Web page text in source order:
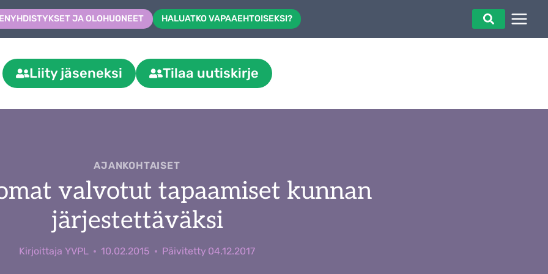
JA OLOHUONEET HALUATKO VAPAAEHTOISEKSI?
Liity jäseneksi Tilaa uutiskirje
AJANKOHTAISET
valvotut tapaamiset kunnan
järjestettäväksi
Kirjoittaja YVPL 10.02.2015 Päivitetty 04.12.2017